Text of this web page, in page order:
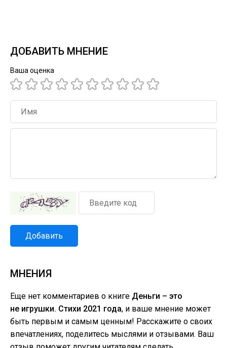
ДОБАВИТЬ МНЕНИЕ
Ваша оценка
Добавить
МНЕНИЯ
Еще нет комментариев о книге Деньги – это
не игрушки. Стихи 2021 года, и ваше мнение может
быть первым и самым ценным! Расскажите о своих
впечатлениях, поделитесь мыслями и отзывами. Ваш